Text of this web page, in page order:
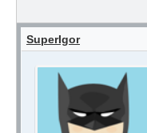
SuperIgor